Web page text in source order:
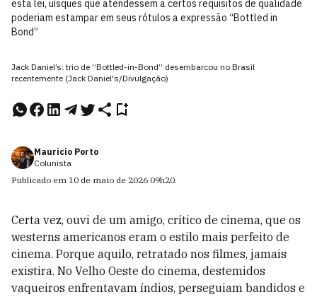
esta lei, uísques que atendessem a certos requisitos de qualidade
poderiam estampar em seus rótulos a expressão “Bottled in
Bond”
Jack Daniel’s: trio de “Bottled-in-Bond” desembarcou no Brasil
recentemente (Jack Daniel's/Divulgação)
Mauricio Porto
Colunista
Publicado em 10 de maio de 2026 09h20.
Certa vez, ouvi de um amigo, crítico de cinema, que os
westerns americanos eram o estilo mais perfeito de
cinema. Porque aquilo, retratado nos filmes, jamais
existira. No Velho Oeste do cinema, destemidos
vaqueiros enfrentavam índios, perseguiam bandidos e